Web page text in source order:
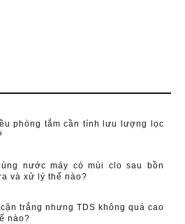
phòng tắm cần tính lưu lượng lọc
nước máy có mùi clo sau bồn
và xử lý thế nào?
trắng nhưng TDS không quá cao
nào?